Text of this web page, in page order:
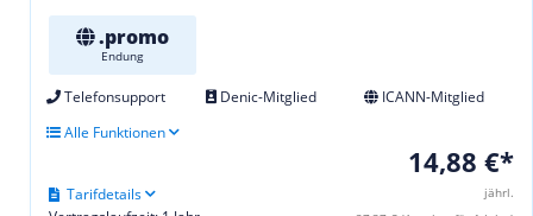
.promo
Endung
Telefonsupport Denic-Mitglied
ICANN-Mitglied
Alle Funktionen
14,88 €*
jährl.
Tarifdetails